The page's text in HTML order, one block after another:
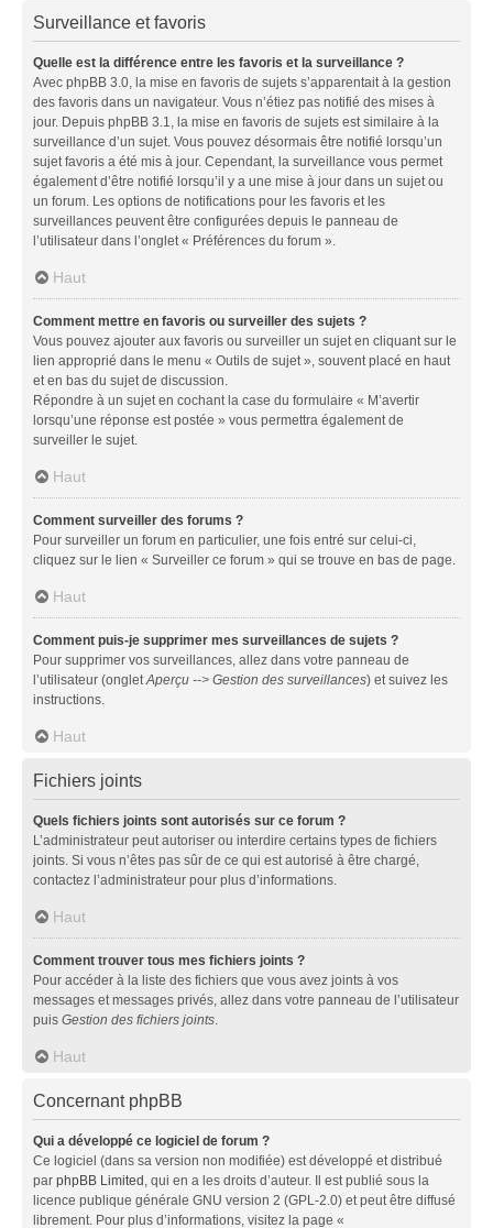
Surveillance et favoris
Quelle est la différence entre les favoris et la surveillance ?
Avec phpBB 3.0, la mise en favoris de sujets s’apparentait à la gestion
des favoris dans un navigateur. Vous n’étiez pas notifié des mises à
jour. Depuis phpBB 3.1, la mise en favoris de sujets est similaire à la
surveillance d’un sujet. Vous pouvez désormais être notifié lorsqu’un
sujet favoris a été mis à jour. Cependant, la surveillance vous permet
également d’être notifié lorsqu’il y a une mise à jour dans un sujet ou
un forum. Les options de notifications pour les favoris et les
surveillances peuvent être configurées depuis le panneau de
l’utilisateur dans l’onglet « Préférences du forum ».
Haut
Comment mettre en favoris ou surveiller des sujets ?
Vous pouvez ajouter aux favoris ou surveiller un sujet en cliquant sur le
lien approprié dans le menu « Outils de sujet », souvent placé en haut
et en bas du sujet de discussion.
Répondre à un sujet en cochant la case du formulaire « M’avertir
lorsqu’une réponse est postée » vous permettra également de
surveiller le sujet.
Haut
Comment surveiller des forums ?
Pour surveiller un forum en particulier, une fois entré sur celui-ci,
cliquez sur le lien « Surveiller ce forum » qui se trouve en bas de page.
Haut
Comment puis-je supprimer mes surveillances de sujets ?
Pour supprimer vos surveillances, allez dans votre panneau de
l’utilisateur (ongletAperçu --> Gestion des surveillances) et suivez les
instructions.
Haut
Fichiers joints
Quels fichiers joints sont autorisés sur ce forum ?
L’administrateur peut autoriser ou interdire certains types de fichiers
joints. Si vous n’êtes pas sûr de ce qui est autorisé à être chargé,
contactez l’administrateur pour plus d’informations.
Haut
Comment trouver tous mes fichiers joints ?
Pour accéder à la liste des fichiers que vous avez joints à vos
messages et messages privés, allez dans votre panneau de l’utilisateur
puis Gestion des fichiers joints.
Haut
Concernant phpBB
Qui a développé ce logiciel de forum ?
Ce logiciel (dans sa version non modifiée) est développé et distribué
par phpBB Limited , qui en a les droits d’auteur. Il est publié sous la
licence publique générale GNU version 2 (GPL-2.0) et peut être diffusé
librement. Pour plus d’informations, visitez la page «